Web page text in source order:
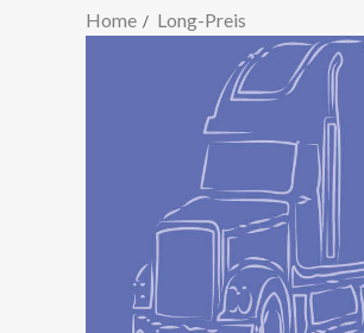
Home Long-Preis